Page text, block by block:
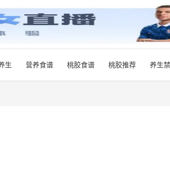
生 营养食谱 桃胶食谱 桃胶推荐 养生